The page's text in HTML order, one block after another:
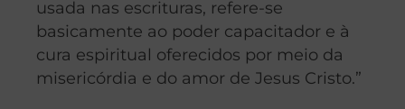
usada nas escrituras, refere-se
basicamente ao poder capacitador e à
cura espiritual oferecidos por meio da
misericórdia e do amor de Jesus Cristo.”